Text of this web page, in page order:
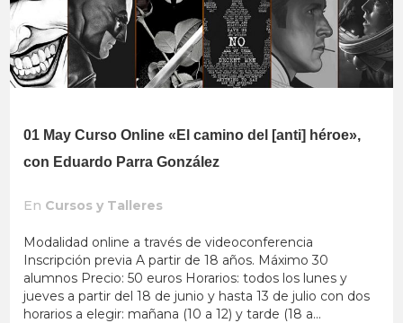
01 May Curso Online «El camino del [anti] héroe»,
con Eduardo Parra González
En Cursos y Talleres
Modalidad online a través de videoconferencia
Inscripción previa A partir de 18 años. Máximo 30
alumnos Precio: 50 euros Horarios: todos los lunes y
jueves a partir del 18 de junio y hasta 13 de julio con dos
horarios a elegir: mañana (10 a 12) y tarde (18 a...